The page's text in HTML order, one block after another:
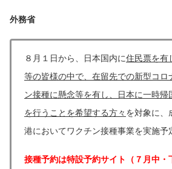
外務省
８月１日から、日本国内に住民票を有
等の皆様の中で、在留先での新型コロ
ン接種に懸念等を有し、日本に一時
を行うことを希望する方々 を対象に、
港においてワクチン接種事業を実施予
接種予約は特設予約サイト（７月中・